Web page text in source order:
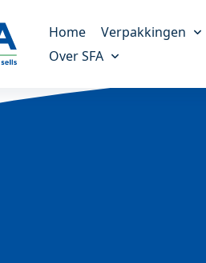
Home Verpakkingen
Kunststof
Over SFA